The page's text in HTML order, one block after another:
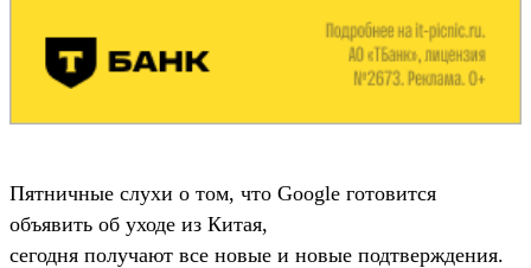
Пятничные слухи о том, что Google готовится
объявить об уходе из Китая,
сегодня получают все новые и новые подтверждения.